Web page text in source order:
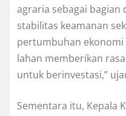
agraria sebagai bagian
stabilitas keamanan
pertumbuhan ekonomi
lahan memberikan
untuk berinvestasi,”
Sementara itu, Kepala